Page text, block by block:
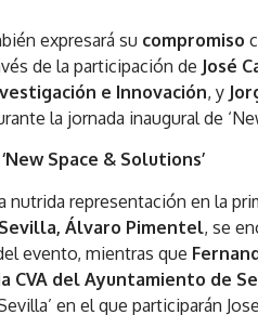
expresará su compromiso
de la participación de José
e Innovación, y
la jornada inaugural de
Space & Solutions’
nutrida representación en la
Álvaro Pimentel, se
evento, mientras que
CVA del Ayuntamiento de
en el que participarán